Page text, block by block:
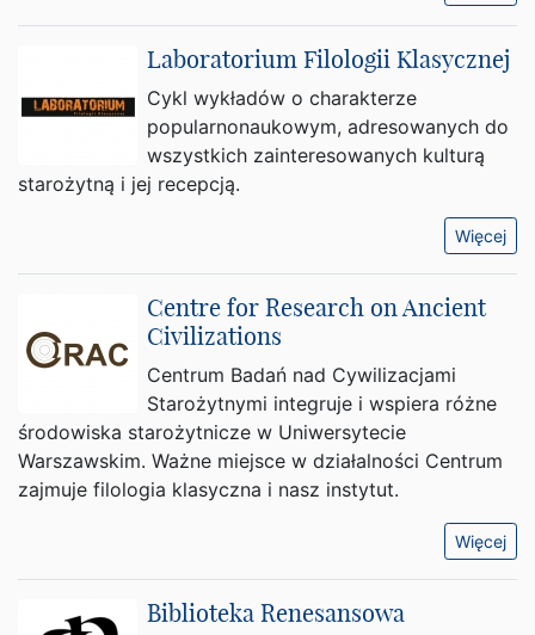
Laboratorium Filologii Klasycznej
Cykl wykładów o charakterze
popularnonaukowym, adresowanych do
wszystkich zainteresowanych kulturą
starożytną i jej recepcją.
Więcej
Centre for Research on Ancient
Civilizations
Centrum Badań nad Cywilizacjami
Starożytnymi integruje i wspiera różne
środowiska starożytnicze w Uniwersytecie
Warszawskim. Ważne miejsce w działalności Centrum
zajmuje filologia klasyczna i nasz instytut.
Więcej
Biblioteka Renesansowa